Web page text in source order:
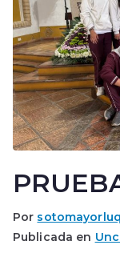
Por
Publicada en